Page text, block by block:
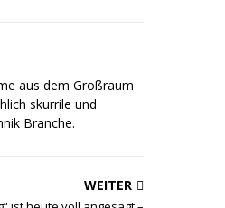
aus dem Großraum
skurrile und
Branche.
WEITER